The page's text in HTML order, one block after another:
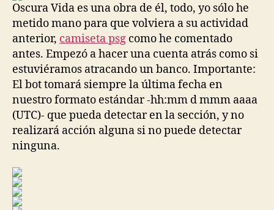
Oscura Vida es una obra de él, todo, yo sólo he
metido mano para que volviera a su actividad
anterior, camiseta psg como he comentado
antes. Empezó a hacer una cuenta atrás como si
estuviéramos atracando un banco. Importante:
El bot tomará siempre la última fecha en
nuestro formato estándar -hh:mm d mmm aaaa
(UTC)- que pueda detectar en la sección, y no
realizará acción alguna si no puede detectar
ninguna.